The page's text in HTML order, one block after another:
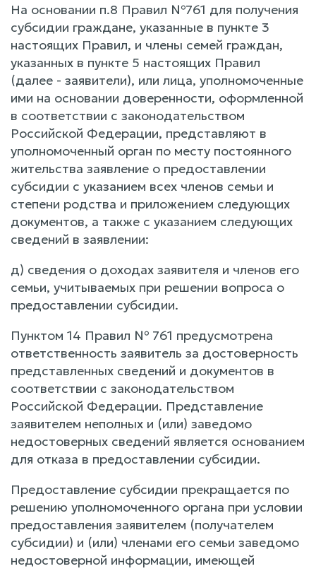
На основании п.8 Правил №761 для получения
субсидии граждане, указанные в пункте 3
настоящих Правил, и члены семей граждан,
указанных в пункте 5 настоящих Правил
(далее - заявители), или лица, уполномоченные
ими на основании доверенности, оформленной
в соответствии с законодательством
Российской Федерации, представляют в
уполномоченный орган по месту постоянного
жительства заявление о предоставлении
субсидии с указанием всех членов семьи и
степени родства и приложением следующих
документов, а также с указанием следующих
сведений в заявлении:
д) сведения о доходах заявителя и членов его
семьи, учитываемых при решении вопроса о
предоставлении субсидии.
Пунктом 14 Правил № 761 предусмотрена
ответственность заявитель за достоверность
представленных сведений и документов в
соответствии с законодательством
Российской Федерации. Представление
заявителем неполных и (или) заведомо
недостоверных сведений является основанием
для отказа в предоставлении субсидии.
Предоставление субсидии прекращается по
решению уполномоченного органа при условии
предоставления заявителем (получателем
субсидии) и (или) членами его семьи заведомо
недостоверной информации, имеющей